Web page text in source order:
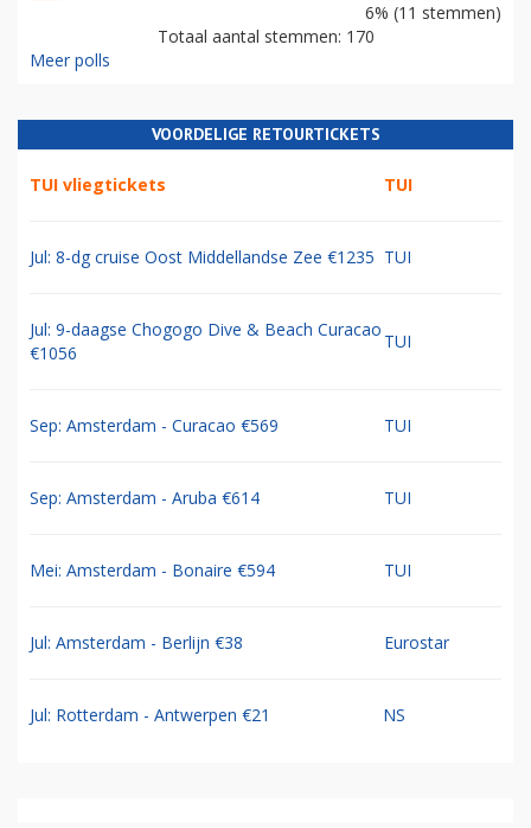
6% (11 stemmen)
Totaal aantal stemmen: 170
Meer polls
VOORDELIGE RETOURTICKETS
TUI vliegtickets TUI
Jul: 8-dg cruise Oost Middellandse Zee €1235 TUI
Jul: 9-daagse Chogogo Dive & Beach Curacao
€1056
TUI
Sep: Amsterdam - Curacao €569 TUI
Sep: Amsterdam - Aruba €614 TUI
Mei: Amsterdam - Bonaire €594 TUI
Jul: Amsterdam - Berlijn €38 Eurostar
Jul: Rotterdam - Antwerpen €21 NS